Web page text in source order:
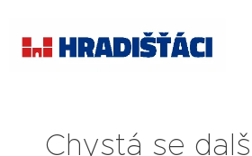
Chystá se